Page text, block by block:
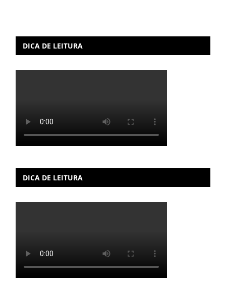
DICA DE LEITURA
DICA DE LEITURA